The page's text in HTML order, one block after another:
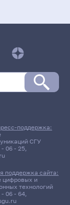
поддержка:
СГУ
- 06 - 25,
поддержка сайта:
цифровых и
технологий
- 06 - 64,